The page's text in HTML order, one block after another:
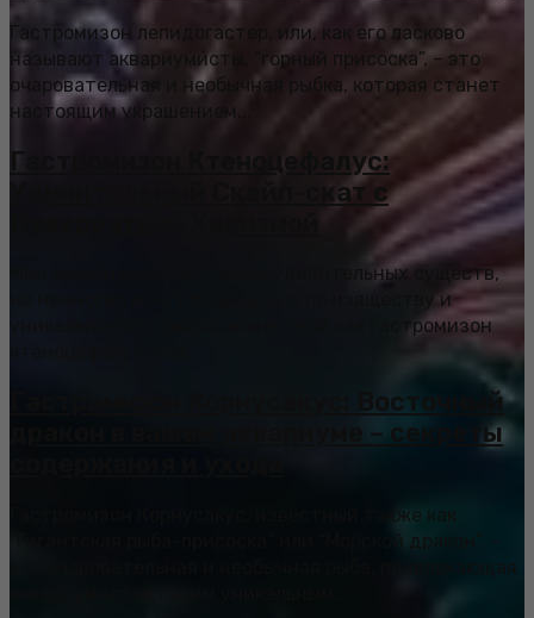
Гастромизон лепидогастер, или, как его ласково
называют аквариумисты, “горный присоска”, – это
очаровательная и необычная рыбка, которая станет
настоящим украшением...
Гастромизон Ктеноцефалус:
Удивительный Скейп-скат с
Мир аквариумистики полон удивительных существ,
но немногие могут сравниться по изяществу и
уникальности с рыбой, известной как Гастромизон
Гастромизон Корнусакус: Восточный
дракон в вашем аквариуме – секреты
Гастромизон Корнусакус, известный также как